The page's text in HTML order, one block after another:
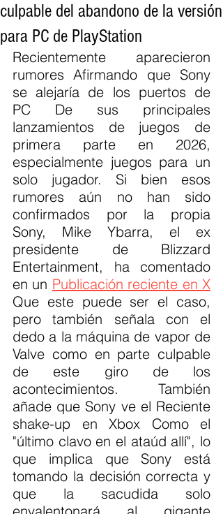
culpable del abandono de la versión
para PC de PlayStation
Recientemente aparecieron
rumores Afirmando que Sony
se alejaría de los puertos de
PC De sus principales
lanzamientos de juegos de
primera parte en 2026,
especialmente juegos para un
solo jugador. Si bien esos
rumores aún no han sido
confirmados por la propia
Sony, Mike Ybarra, el ex
presidente de Blizzard
Entertainment, ha comentado
en un Publicación reciente en X
Que este puede ser el caso,
pero también señala con el
dedo a la máquina de vapor de
Valve como en parte culpable
de este giro de los
acontecimientos. También
añade que Sony ve el Reciente
shake-up en Xbox Como el
"último clavo en el ataúd allí", lo
que implica que Sony está
tomando la decisión correcta y
que la sacudida solo